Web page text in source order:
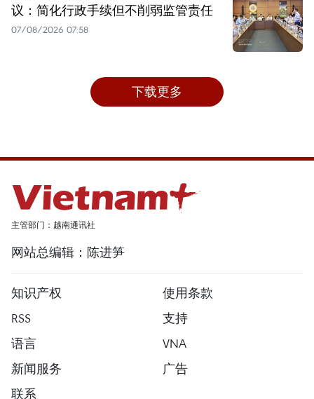
议：简化行政手续但不削弱监管责任
07/08/2026 07:58
下载更多
主管部门：越南通讯社
网站总编辑：陈进笋
知识产权
使用条款
RSS
支持
语言
VNA
新闻服务
广告
联系